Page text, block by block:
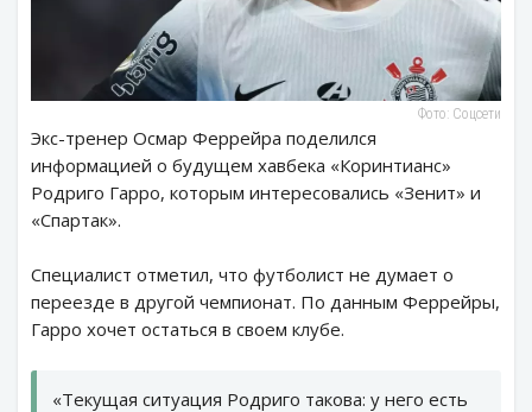
Фото: Соцсети
Экс-тренер Осмар Феррейра поделился
информацией о будущем хавбека «Коринтианс»
Родриго Гарро, которым интересовались «Зенит» и
«Спартак».
Специалист отметил, что футболист не думает о
переезде в другой чемпионат. По данным Феррейры,
Гарро хочет остаться в своем клубе.
«Текущая ситуация Родриго такова: у него есть